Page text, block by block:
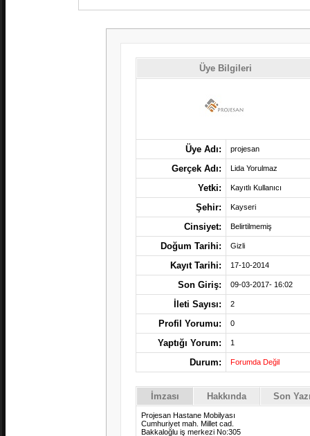
Üye Bilgileri
Üye Adı: projesan
Gerçek Adı: Lida Yorulmaz
Yetki: Kayıtlı Kullanıcı
Şehir: Kayseri
Cinsiyet: Belirtilmemiş
Doğum Tarihi: Gizli
Kayıt Tarihi: 17-10-2014
Son Giriş: 09-03-2017- 16:02
İleti Sayısı: 2
Profil Yorumu: 0
Yaptığı Yorum: 1
Durum: Forumda Değil
İmzası Hakkında Son
Projesan Hastane Mobilyası
Cumhuriyet mah. Millet cad.
Bakkaloğlu iş merkezi No:305